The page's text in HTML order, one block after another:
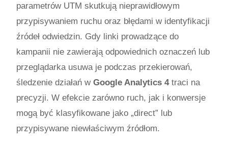
parametrów UTM skutkują nieprawidłowym
przypisywaniem ruchu oraz błędami w identyfikacji
źródeł odwiedzin. Gdy linki prowadzące do
kampanii nie zawierają odpowiednich oznaczeń lub
przeglądarka usuwa je podczas przekierowań,
śledzenie działań w Google Analytics 4traci na
precyzji. W efekcie zarówno ruch, jak i konwersje
mogą być klasyfikowane jako „direct” lub
przypisywane niewłaściwym źródłom.